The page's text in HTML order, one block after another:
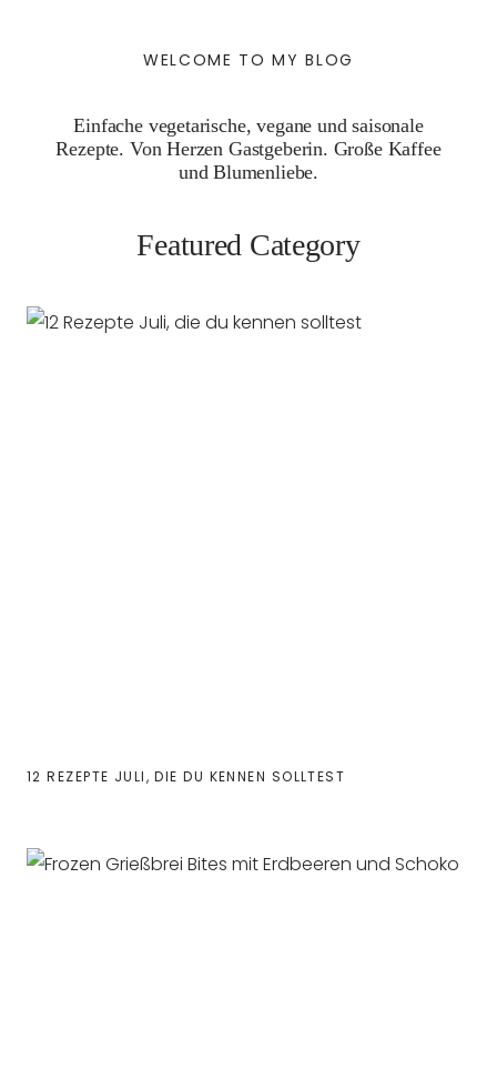
WELCOME TO MY BLOG
Einfache vegetarische, vegane und saisonale
Rezepte. Von Herzen Gastgeberin. Große Kaffee
und Blumenliebe.
Featured Category
12 REZEPTE JULI, DIE DU KENNEN SOLLTEST